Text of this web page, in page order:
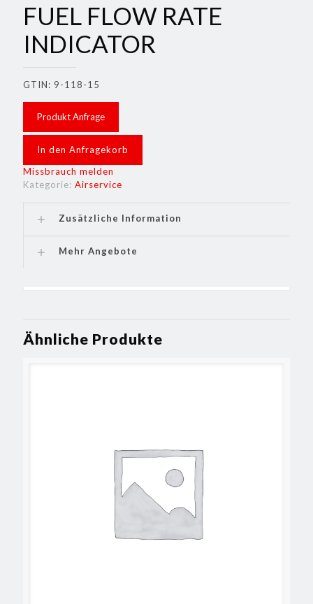
FUEL FLOW RATE
INDICATOR
GTIN: 9-118-15
Produkt Anfrage
In den Anfragekorb
Missbrauch melden
Kategorie: Airservice
Zusätzliche Information
Mehr Angebote
Ähnliche Produkte